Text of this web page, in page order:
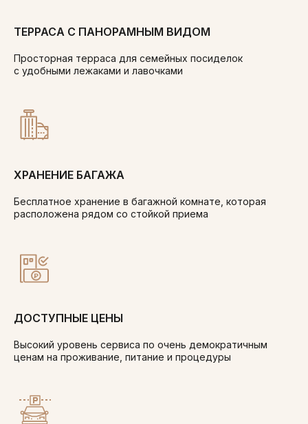
ТЕРРАСА С ПАНОРАМНЫМ ВИДОМ
Просторная терраса для семейных посиделок
с удобными лежаками и лавочками
ХРАНЕНИЕ БАГАЖА
Бесплатное хранение в багажной комнате, которая
расположена рядом со стойкой приема
ДОСТУПНЫЕ ЦЕНЫ
Высокий уровень сервиса по очень демократичным
ценам на проживание, питание и процедуры